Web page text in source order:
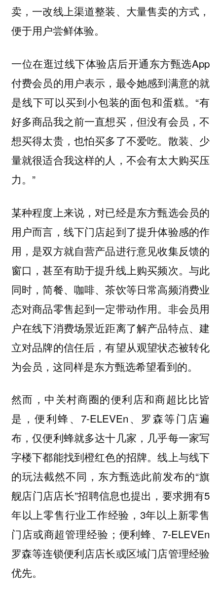
卖，一改线上渠道整装、大量售卖的方式，
便于用户尝鲜体验。
一位在逛过线下体验店后开通东方甄选App
付费会员的用户表示，最令她感到满意的就
是线下可以买到小包装的面包和蛋糕。“有
好多商品我之前一直想买，但没有会员，不
想买得太贵，也怕买多了不爱吃。散装、少
量就很适合我这样的人，不会有太大购买压
力。”
某种程度上来说，对已经是东方甄选会员的
用户而言，线下门店起到了提升体验感的作
用，是双方就自营产品进行意见收集反馈的
窗口，甚至有助于提升线上购买频次。与此
同时，简餐、咖啡、茶饮等日常高频消费业
态对商品零售起到一定带动作用。非会员用
户在线下消费场景近距离了解产品特点、建
立对品牌的信任后，有望从观望状态被转化
为会员，这同样是东方甄选希望看到的。
然而，中关村商圈的便利店和商超比比皆
是，便利蜂、7-ELEVEn、罗森等门店遍
布，仅便利蜂就多达十几家，几乎每一家写
字楼下都能找到橙红色的招牌。线上与线下
的玩法截然不同，东方甄选此前发布的“旗
舰店门店店长”招聘信息也提出，要求拥有5
年以上零售行业工作经验，3年以上新零售
门店或商超管理经验；便利蜂、7-ELEVEn
罗森等连锁便利店店长或区域门店管理经验
优先。